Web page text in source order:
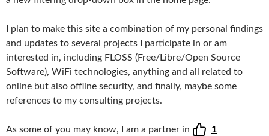
I plan to make this site a combination of my personal findings
and updates to several projects I participate in or am
interested in, including FLOSS (Free/Libre/Open Source
Software), WiFi technologies, anything and all related to
online but also offline security, and finally, maybe some
references to my consulting projects.
As some of you may know, I am a partner in 1